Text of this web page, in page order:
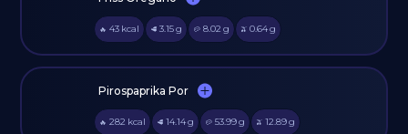
🔥 43 kcal 🥩 3.15g 🥔 8.02 g 🫒 0.64g
Pirospaprika Por
🔥 282 kcal 🥩 14.14g 🥔 53.99g 🫒 12.89g